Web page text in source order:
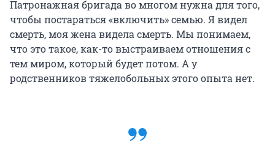
Патронажная бригада во многом нужна для того,
чтобы постараться «включить» семью. Я видел
смерть, моя жена видела смерть. Мы понимаем,
что это такое, как-то выстраиваем отношения с
тем миром, который будет потом. А у
родственников тяжелобольных этого опыта нет.